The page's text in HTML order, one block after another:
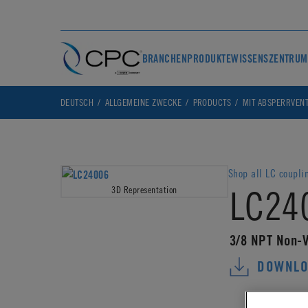
BRANCHENPRODUKTEWISSENSZENTRUM
DEUTSCH ALLGEMEINE ZWECKE PRODUCTS MIT
3D Representation
Shop all LC
3/8 NPT